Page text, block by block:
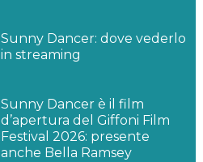
Sunny Dancer: dove vederlo
in streaming
Sunny Dancer è il film
d’apertura del Giffoni Film
Festival 2026: presente
anche Bella Ramsey